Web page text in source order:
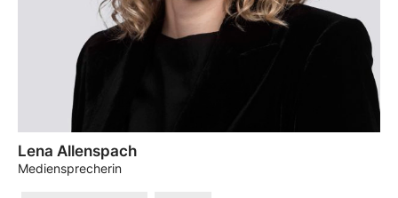
Lena Allenspach
Mediensprecherin